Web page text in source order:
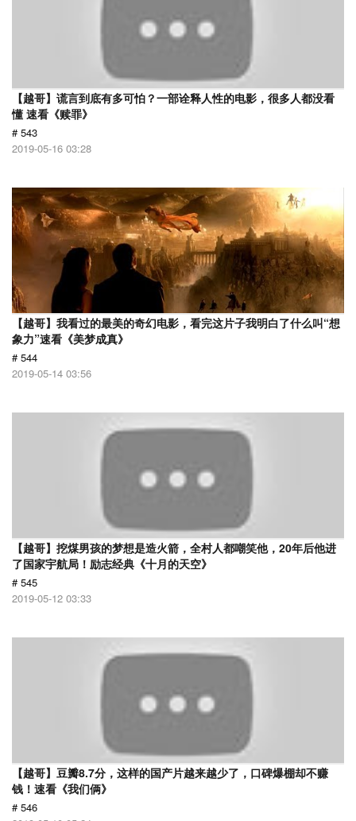
【越哥】谎言到底有多可怕？一部诠释人性的电影，很多人都没看
懂 速看《赎罪》
# 543
2019-05-16 03:28
【越哥】我看过的最美的奇幻电影，看完这片子我明白了什么叫“想
象力”速看《美梦成真》
# 544
2019-05-14 03:56
【越哥】挖煤男孩的梦想是造火箭，全村人都嘲笑他，20年后他进
了国家宇航局！励志经典《十月的天空》
# 545
2019-05-12 03:33
【越哥】豆瓣8.7分，这样的国产片越来越少了，口碑爆棚却不赚
钱！速看《我们俩》
# 546